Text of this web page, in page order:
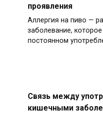
проявления
Аллергия на пиво —
заболевание,
постоянном
Связь между
кишечными